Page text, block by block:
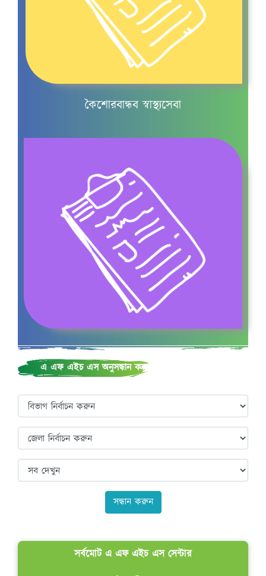
কৈশোরকাল
মাসিক ও কিশোরীদের
কিশোরদের স্বপ্নে বীর্যপাত
খাদ্য ও পুষ্টি
খাদ্য ও পুষ্টি চক্র
কৈশোরকাল
কৈশোরবান্ধব স্বাস্থ্যসেবা
এ এফ এইচ এস অনুসন্ধান করুন
সন্ধান করুন
সর্বমোট এ এফ এইচ এস সেন্টার